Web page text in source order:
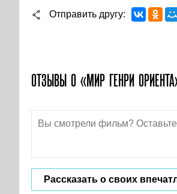
Отправить другу
ОТЗЫВЫ О «МИР ГЕНРИ
Рассказать о своих